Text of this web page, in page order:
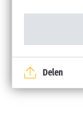
Delen